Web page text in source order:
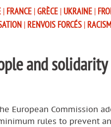
| FRANCE |GRÈCE | UKRAINE |
| RENVOIS FORCÉS |
and
European Commission
rules to prevent